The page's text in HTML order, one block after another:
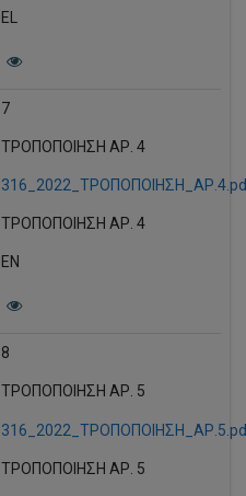
EL
7
ΤΡΟΠΟΠΟΙΗΣΗ ΑΡ. 4
ΤΡΟΠΟΠΟΙΗΣΗ ΑΡ. 4
EN
8
ΤΡΟΠΟΠΟΙΗΣΗ ΑΡ. 5
ΤΡΟΠΟΠΟΙΗΣΗ ΑΡ. 5